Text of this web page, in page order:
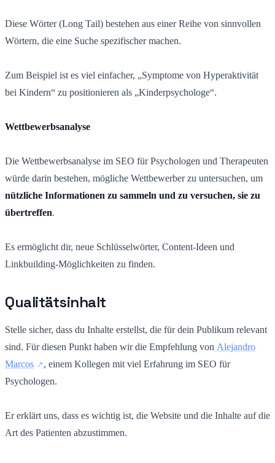
Diese Wörter (Long Tail) bestehen aus einer Reihe von sinnvollen
Wörtern, die eine Suche spezifischer machen.
Zum Beispiel ist es viel einfacher, „Symptome von Hyperaktivität
bei Kindern“ zu positionieren als „Kinderpsychologe“.
Wettbewerbsanalyse
Die Wettbewerbsanalyse im SEO für Psychologen und Therapeuten
würde darin bestehen, mögliche Wettbewerber zu untersuchen, um
nützliche Informationen zu sammeln und zu versuchen, sie zu
übertreffen.
Es ermöglicht dir, neue Schlüsselwörter, Content-Ideen und
Linkbuilding-Möglichkeiten zu finden.
Qualitätsinhalt
Stelle sicher, dass du Inhalte erstellst, die für dein Publikum relevant
sind. Für diesen Punkt haben wir die Empfehlung von Alejandro
Marcos
, einem Kollegen mit viel Erfahrung im SEO für
Psychologen.
Er erklärt uns, dass es wichtig ist, die Website und die Inhalte auf die
Art des Patienten abzustimmen.